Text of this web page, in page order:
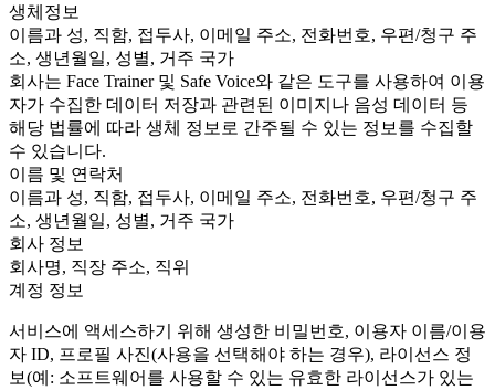
생체정보
이름과 성, 직함, 접두사, 이메일 주소, 전화번호, 우편/청구 주
소, 생년월일, 성별, 거주 국가
회사는 Face Trainer 및 Safe Voice와 같은 도구를 사용하여 이용
자가 수집한 데이터 저장과 관련된 이미지나 음성 데이터 등
해당 법률에 따라 생체 정보로 간주될 수 있는 정보를 수집할
수 있습니다.
이름 및 연락처
이름과 성, 직함, 접두사, 이메일 주소, 전화번호, 우편/청구 주
소, 생년월일, 성별, 거주 국가
회사 정보
회사명, 직장 주소, 직위
계정 정보
서비스에 액세스하기 위해 생성한 비밀번호, 이용자 이름/이용
자 ID, 프로필 사진(사용을 선택해야 하는 경우), 라이선스 정
보(예: 소프트웨어를 사용할 수 있는 유효한 라이선스가 있는